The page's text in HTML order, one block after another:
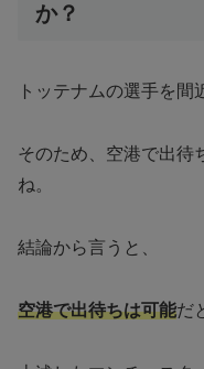
か？
トッテナムの選手を間
そのため、空港で出待
ね。
結論から言うと、
空港で出待ちは可能だ